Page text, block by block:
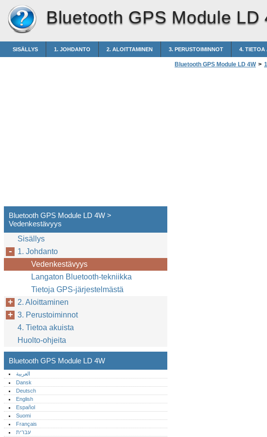
Bluetooth GPS Module
SISÄLLYS 1. JOHDANTO 2. ALOITTAMINEN 3. PERUSTOIMINNOT 4. TIETOA
Bluetooth GPS Module LD 4W >
Bluetooth GPS Module LD 4W >
Vedenkestävyys
Sisällys
1. Johdanto
Vedenkestävyys
Langaton Bluetooth-tekniikka
Tietoja GPS-järjestelmästä
2. Aloittaminen
3. Perustoiminnot
4. Tietoa akuista
Huolto-ohjeita
Bluetooth GPS Module LD 4W
العربية
Dansk
Deutsch
English
Español
Suomi
Français
עברית